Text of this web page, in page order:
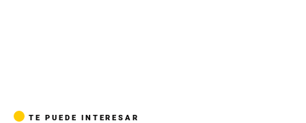
TE PUEDE INTERESAR